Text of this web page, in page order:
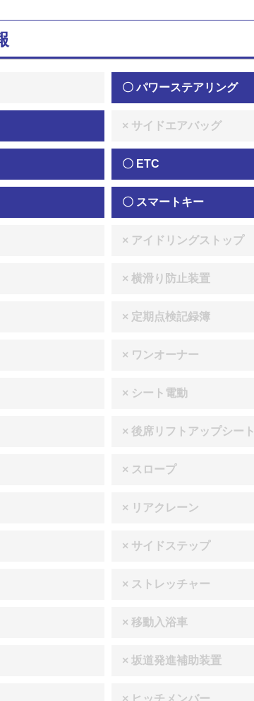
〇 パワーステアリング
× サイドエアバッグ
〇 ETC
〇 スマートキー
× アイドリングストップ
× 横滑り防止装置
× 定期点検記録簿
× ワンオーナー
× シート電動
× 後席リフトアップシート
× スロープ
× リアクレーン
× サイドステップ
× ストレッチャー
× 移動入浴車
× 坂道発進補助装置
× ヒッチメンバー